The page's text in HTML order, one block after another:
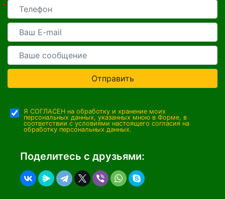
*
Отправить
Я СОГЛАСЕН на обработку и хранение моих
персональных данных, указанных мною в Форме, в
соответствии с условиями настоящего согласия на
обработку персональных данных.
Поделитесь с друзьями: